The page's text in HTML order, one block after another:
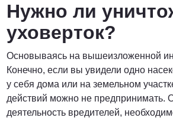
Нужно ли
уховерток?
Основываясь на вышеизложенной
Конечно, если вы увидели одно
у себя дома или на земельном
действий можно не предпринимать.
деятельность вредителей,